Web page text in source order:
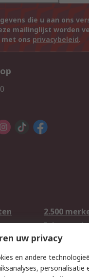
die u aan ons
mailinglijst worden
ons privacybeleid.
2.500
Technisch
uw privacy
en andere
personalisatie